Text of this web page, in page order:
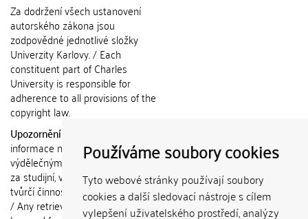
Používáme soubory cookies
Tyto webové stránky používají soubory
cookies a další sledovací nástroje s cílem
vylepšení uživatelského prostředí, analýzy
Za dodržení všech ustanovení
autorského zákona jsou
zodpovědné jednotlivé složky
Univerzity Karlovy. / Each
constituent part of Charles
University is responsible for
adherence to all provisions of the
copyright law.
Upozornění / Notice:
informace nemohou být použity k
výdělečným účelům nebo vydávány
za studijní, vědeckou nebo jinou
tvůrčí činnost jiné osoby než autora.
/ Any retrieved information shall not